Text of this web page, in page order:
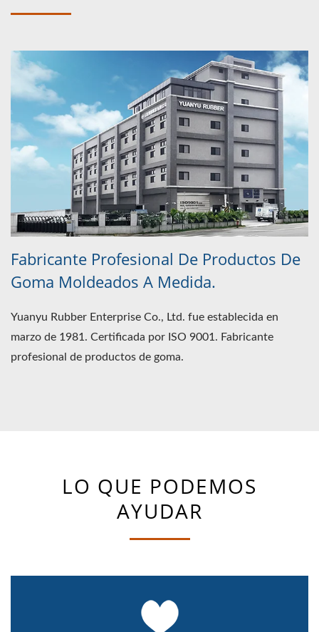
Fabricante Profesional De Productos De
Goma Moldeados A Medida.
Yuanyu Rubber Enterprise Co., Ltd. fue establecida en
marzo de 1981. Certificada por ISO 9001. Fabricante
profesional de productos de goma.
LO QUE PODEMOS
AYUDAR